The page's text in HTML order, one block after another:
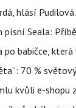
hlásí
písní Seala:
po babičce,
70 %
kvůli e-shopu